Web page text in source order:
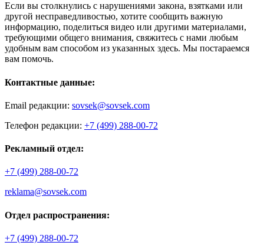
Если вы столкнулись с нарушениями закона, взятками или
другой несправедливостью, хотите сообщить важную
информацию, поделиться видео или другими материалами,
требующими общего внимания, свяжитесь с нами любым
удобным вам способом из указанных здесь. Мы постараемся
вам помочь.
Контактные данные:
Email редакции: sovsek@sovsek.com
Телефон редакции: +7 (499) 288-00-72
Рекламный отдел:
+7 (499) 288-00-72
reklama@sovsek.com
Отдел распространения:
+7 (499) 288-00-72